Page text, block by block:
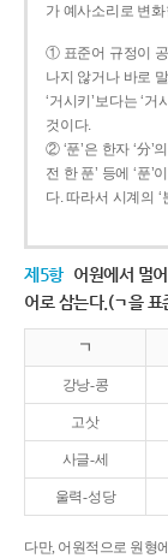
가 예사소리로 변
① 표준어 규정이
나지 않거나 바로
‘거시키’보다는 ‘
것이다.
② ‘푼’은 한자 ‘分’
전 한 푼’ 등에 ‘푼
다. 따라서 시계의 ‘
제5항 어원에서 멀
어로 삼는다.(ㄱ을
ㄱ
강낭-콩
고삿
사글-세
울력-성당
다만, 어원적으로 원형